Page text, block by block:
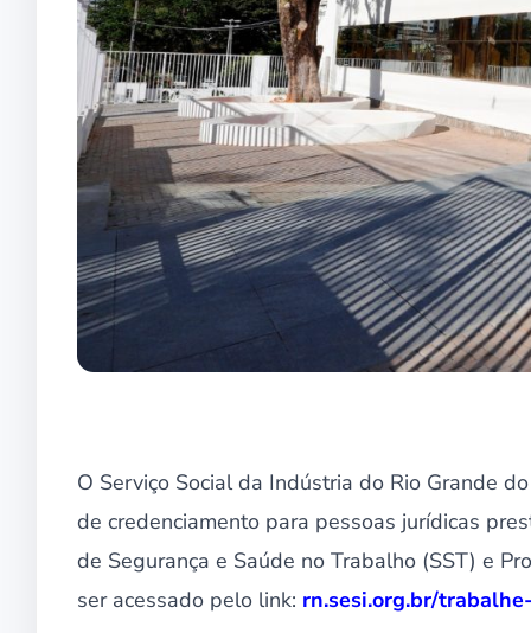
O Serviço Social da Indústria do Rio Grande
de credenciamento para pessoas jurídicas
de Segurança e Saúde no Trabalho (SST) e
ser acessado pelo link: rn.sesi.org.br/